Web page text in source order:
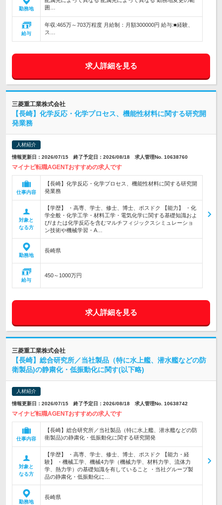
勤務地
囲…
給与
年収:465万～703万程度 月給制：月額300000円 給与:■経験、
ス…
求人詳細を見る
三菱重工業株式会社
【長崎】化学反応・化学プロセス、機能性材料に関する研究開
発業務
人材紹介
情報更新日：2026/07/15 終了予定日：2026/08/18 求人管理No. 10638760
マイナビ転職AGENTおすすめの求人です
仕事内容
【長崎】化学反応・化学プロセス、機能性材料に関する研究開
発業務
対象と
なる方
【学歴】 ・高専、学士、修士、博士、ポスドク 【能力】 ・化
学全般・化学工学・材料工学・電気化学に関する基礎知識およ
び/または化学反応を含むマルチフィジックスシミュレーショ
ン技術や機械学習・A…
勤務地
長崎県
給与
450～1000万円
求人詳細を見る
三菱重工業株式会社
【長崎】総合研究所／当社製品（特に水上艦、潜水艦などの防
衛製品)の静粛化・低振動化に関す(以下略)
人材紹介
情報更新日：2026/07/15 終了予定日：2026/08/18 求人管理No. 10638742
マイナビ転職AGENTおすすめの求人です
仕事内容
【長崎】総合研究所／当社製品（特に水上艦、潜水艦などの防
衛製品)の静粛化・低振動化に関する研究開発
対象と
なる方
【学歴】 ・高専、学士、修士、博士、ポスドク 【能力・経
験】 ・機械工学、機械4力学（機械力学、材料力学、流体力
学、熱力学）の基礎知識を有していること ・当社グループ製
品の静粛化・低振動化に…
勤務地
長崎県